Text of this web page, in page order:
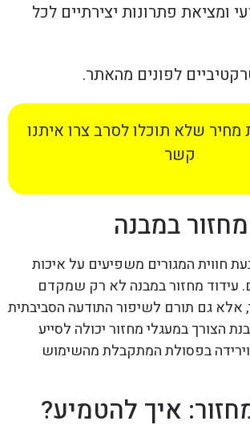
ומציאת פתרונות יצירתיים לכל
לפונים מהאתר.
שלא תוכלו לסרב צרו איתנו
קשר
במבנה
חווית המגורים משפיעים על איכות
עידוד מחזור במבנה לא רק שמקדם
אלא גם תורם לשיפור התודעה הסביבתית
הצורך במעגלי מחזור יכולה לסייע
בפסולת המתקבלת מהשימוש
איך להטמיע?